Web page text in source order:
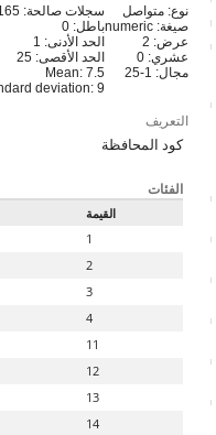
نوع: متواصل
صيغة: numeric
عرض: 2
عشري: 0
مجال: 1-25
سجلات صالحة: 165
باطل: 0
الحد الأدنى: 1
الحد الأقصى: 25
Mean: 7.5
deviation: 9
التعريف
كود المحافظة
الفئات
القيمة
1
2
3
4
11
12
13
14